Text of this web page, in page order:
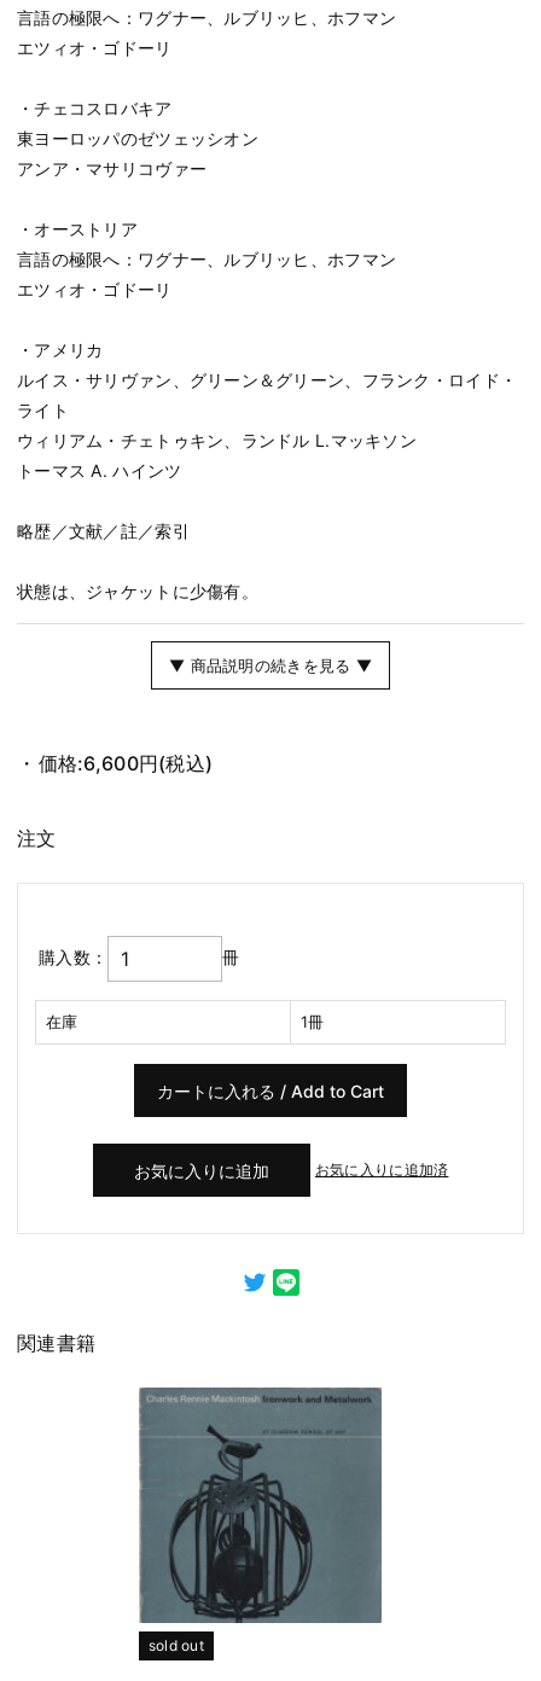
言語の極限へ：ワグナー、ルブリッヒ、ホフマン
エツィオ・ゴドーリ
・チェコスロバキア
東ヨーロッパのゼツェッシオン
アンア・マサリコヴァー
・オーストリア
言語の極限へ：ワグナー、ルブリッヒ、ホフマン
エツィオ・ゴドーリ
・アメリカ
ルイス・サリヴァン、グリーン＆グリーン、フランク・ロイド・
ライト
ウィリアム・チェトゥキン、ランドル L.マッキソン
トーマス A. ハインツ
略歴／文献／註／索引
状態は、ジャケットに少傷有。
▼ 商品説明の続きを見る ▼
価格:6,600円(税込)
注文
購入数： 冊
在庫 1冊
お気に入りに追加済
関連書籍
sold out